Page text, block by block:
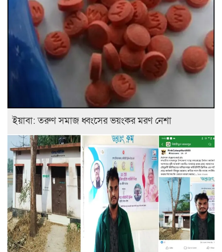
ইয়াবা: তরুণ সমাজ ধ্বংসের ভয়ংকর মরণ নেশা